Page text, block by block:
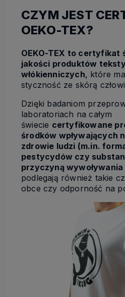
CZYM JEST
OEKO-TEX?
OEKO-TEX to certyfikat
jakości produktów
włókienniczych, które
styczność ze skórą
Dzięki badaniom
laboratoriach na całym
świecie certyfikowane
środków wpływających
zdrowie ludzi (m.in.
pestycydów czy
przyczyną
podlegają również takie
obce czy odporność na